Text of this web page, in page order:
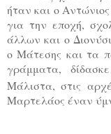
ήταν και ο
για την εποχή,
άλλων και ο
ο Μάτεσης και τα
γράμματα,
Μάλιστα, στις
Μαρτελάος έναν
Όθεν